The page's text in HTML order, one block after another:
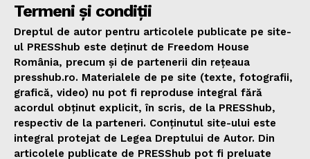
Termeni și condiții
Dreptul de autor pentru articolele publicate pe site-
ul PRESShub este deținut de Freedom House
România, precum și de partenerii din rețeaua
presshub.ro. Materialele de pe site (texte, fotografii,
grafică, video) nu pot fi reproduse integral fără
acordul obținut explicit, în scris, de la PRESShub,
respectiv de la parteneri. Conținutul site-ului este
integral protejat de Legea Dreptului de Autor. Din
articolele publicate de PRESShub pot fi preluate